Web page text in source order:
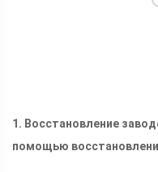
1. Восстановление
помощью